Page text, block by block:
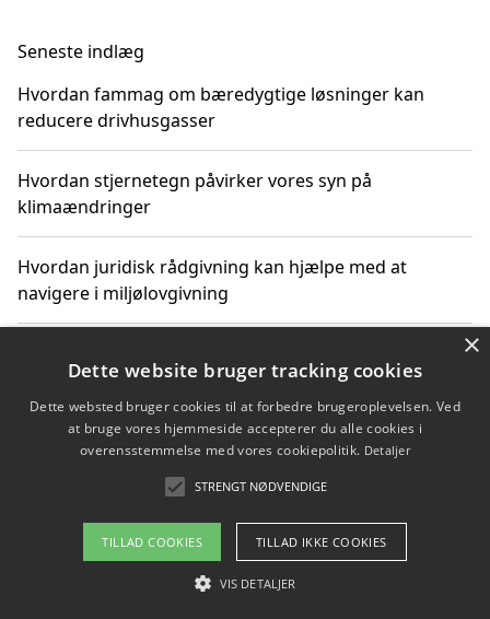
Seneste indlæg
Hvordan fammag om bæredygtige løsninger kan
reducere drivhusgasser
Hvordan stjernetegn påvirker vores syn på
klimaændringer
Hvordan juridisk rådgivning kan hjælpe med at
navigere i miljølovgivning
Hvordan spil og underholdning online kan inspirere til
bæredygtige valg
Køb produkter i danske webshops for at spare på
transport og nedbringe CO2-udledning
Copyright 2026 - Pilanto Aps
Om / kontakt
×
Dette website bruger tracking cookies
Dette websted bruger cookies til at forbedre brugeroplevelsen. Ved
at bruge vores hjemmeside accepterer du alle cookies i
overensstemmelse med vores cookiepolitik. Detaljer
STRENGT NØDVENDIGE
TILLAD COOKIES TILLAD IKKE COOKIES
VIS DETALJER